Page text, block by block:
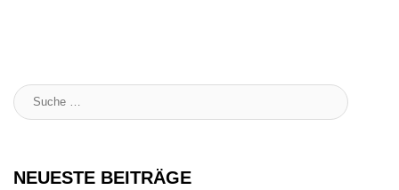
Suche
:
NEUESTE BEITRÄGE